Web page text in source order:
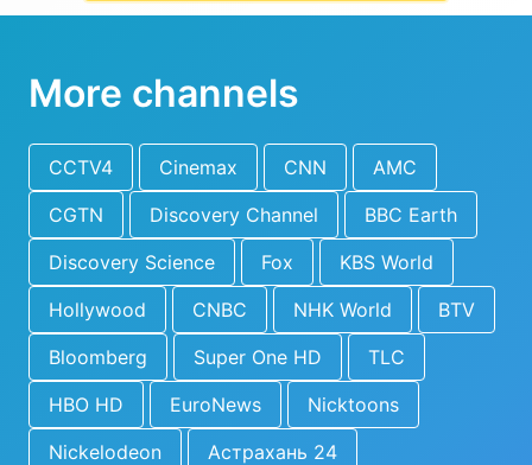
More channels
CCTV4 Cinemax CNN
AMC
CGTN
Discovery Channel
BBC Earth
Discovery Science
Fox
KBS World
Hollywood
CNBC NHK World
BTV
Bloomberg
Super One HD
TLC
HBO HD
EuroNews
Nicktoons
Nickelodeon
Астрахань 24